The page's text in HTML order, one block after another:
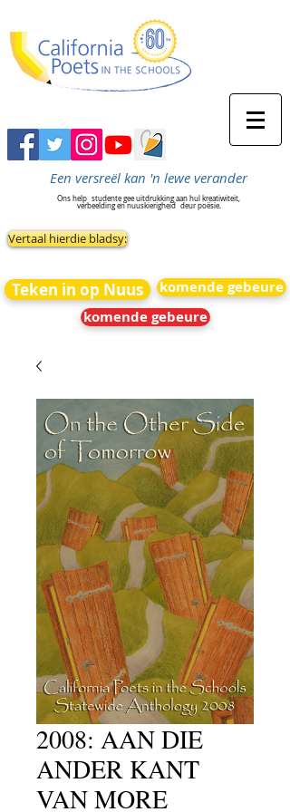
Een versreël kan 'n lewe verander
Ons help studente gee uitdrukking aan hul kreatiwiteit,
verbeelding en nuuskierigheid deur poësie.
Vertaal hierdie bladsy:
Teken in op Nuus
komende gebeure
komende gebeure
2008: AAN DIE
ANDER KANT
VAN MORE